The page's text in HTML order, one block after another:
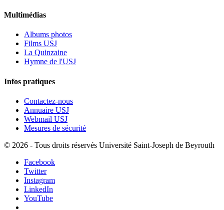
Multimédias
Albums photos
Films USJ
La Quinzaine
Hymne de l'USJ
Infos pratiques
Contactez-nous
Annuaire USJ
Webmail USJ
Mesures de sécurité
© 2026 - Tous droits réservés Université Saint-Joseph de Beyrouth
Facebook
Twitter
Instagram
LinkedIn
YouTube